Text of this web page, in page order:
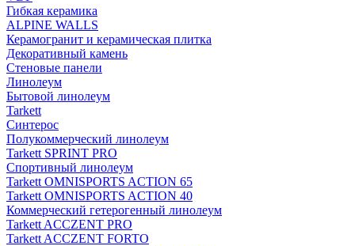
Гибкая керамика
ALPINE WALLS
Керамогранит и керамическая плитка
Декоративный камень
Стеновые панели
Линолеум
Бытовой линолеум
Tarkett
Синтерос
Полукоммерческий линолеум
Tarkett SPRINT PRO
Спортивный линолеум
Tarkett OMNISPORTS ACTION 65
Tarkett OMNISPORTS ACTION 40
Коммерческий гетерогенный линолеум
Tarkett ACCZENT PRO
Tarkett ACCZENT FORTO